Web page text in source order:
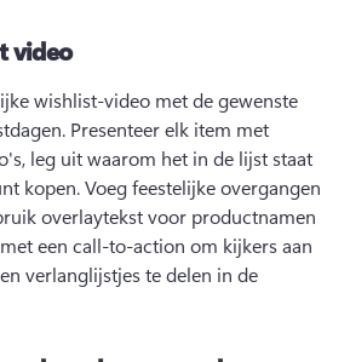
video
wishlist-video met de gewenste
Presenteer elk item met
leg uit waarom het in de lijst staat
kopen. Voeg feestelijke overgangen
overlaytekst voor productnamen
een call-to-action om kijkers aan
verlanglijstjes te delen in de